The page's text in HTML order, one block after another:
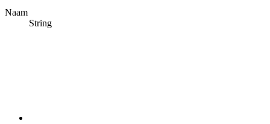
Naam
String